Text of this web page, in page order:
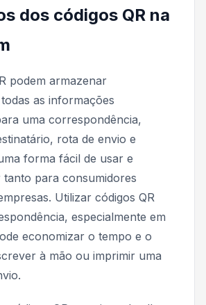
dos códigos QR na
podem armazenar
as informações
uma correspondência,
rota de envio e
forma fácil de usar e
para consumidores
Utilizar códigos QR
especialmente em
economizar o tempo e o
à mão ou imprimir uma